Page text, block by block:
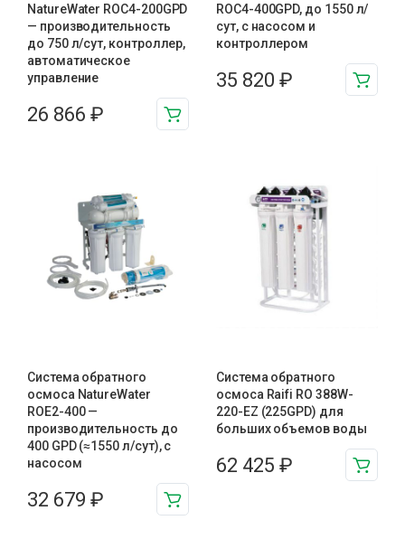
NatureWater ROC4-200GPD
— производительность
до 750 л/сут, контроллер,
автоматическое
управление
26 866 ₽
ROC4-400GPD, до 1550 л/
сут, с насосом и
контроллером
35 820 ₽
Система обратного
осмоса NatureWater
ROE2-400 —
производительность до
400 GPD (≈1550 л/сут), с
насосом
32 679 ₽
Система обратного
осмоса Raifi RO 388W-
220-EZ (225GPD) для
больших объемов воды
62 425 ₽